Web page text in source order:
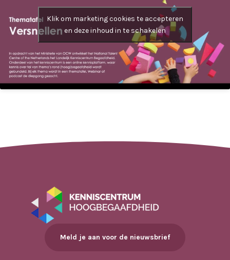
Klik om marketing cookies te accepteren
en deze inhoud in te schakelen
Meld je aan voor de nieuwsbrief